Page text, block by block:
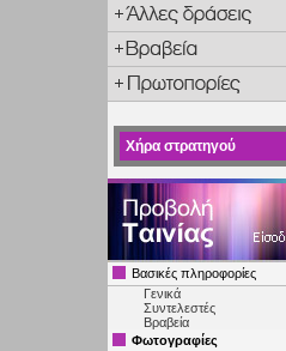
Χήρα στρατηγού
Βασικές πληροφορίες
Γενικά
Συντελεστές
Βραβεία
Φωτογραφίες